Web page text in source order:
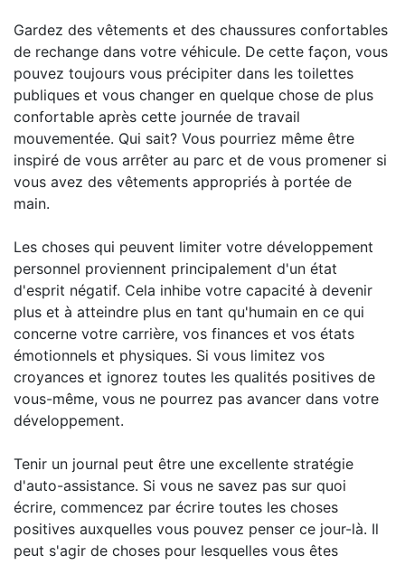
Gardez des vêtements et des chaussures confortables
de rechange dans votre véhicule. De cette façon, vous
pouvez toujours vous précipiter dans les toilettes
publiques et vous changer en quelque chose de plus
confortable après cette journée de travail
mouvementée. Qui sait? Vous pourriez même être
inspiré de vous arrêter au parc et de vous promener si
vous avez des vêtements appropriés à portée de
main.
Les choses qui peuvent limiter votre développement
personnel proviennent principalement d'un état
d'esprit négatif. Cela inhibe votre capacité à devenir
plus et à atteindre plus en tant qu'humain en ce qui
concerne votre carrière, vos finances et vos états
émotionnels et physiques. Si vous limitez vos
croyances et ignorez toutes les qualités positives de
vous-même, vous ne pourrez pas avancer dans votre
développement.
Tenir un journal peut être une excellente stratégie
d'auto-assistance. Si vous ne savez pas sur quoi
écrire, commencez par écrire toutes les choses
positives auxquelles vous pouvez penser ce jour-là. Il
peut s'agir de choses pour lesquelles vous êtes